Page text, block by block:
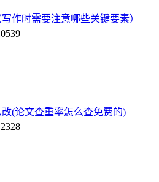
作时需要注意哪些关键要素）
(论文查重率怎么查免费的)